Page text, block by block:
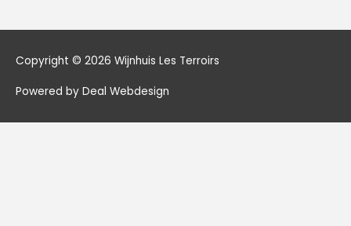
Copyright © 2026 Wijnhuis Les Terroirs
Powered by Deal Webdesign